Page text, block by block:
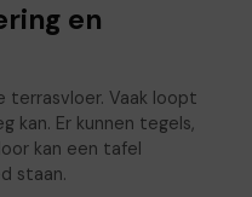
en
terrasvloer. Vaak loopt
kan. Er kunnen tegels,
kan een tafel
staan.